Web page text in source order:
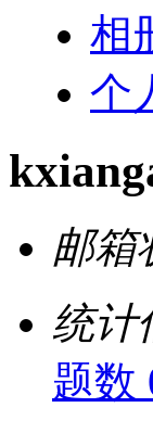
相
个
邮箱
统计
题数